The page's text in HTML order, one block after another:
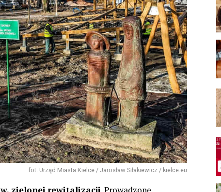
fot. Urząd Miasta Kielce / Jarosław Siłakiewicz / kielce.eu